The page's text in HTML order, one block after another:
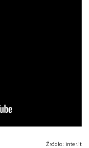
Źródło: inter.it